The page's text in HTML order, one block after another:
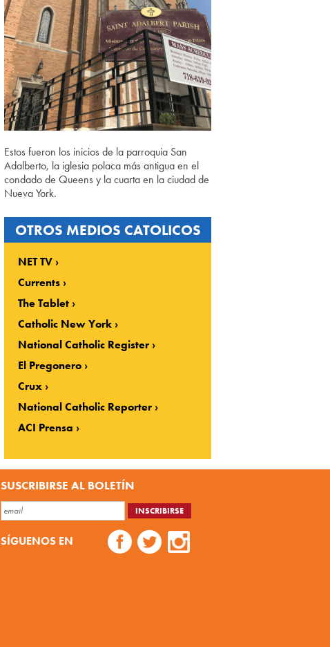
Estos fueron los inicios de la parroquia San
Adalberto, la iglesia polaca más antigua en el
condado de Queens y la cuarta en la ciudad de
Nueva York.
OTROS MEDIOS CATOLICOS
NET TV
Currents
The Tablet
Catholic New York
National Catholic Register
El Pregonero
Crux
National Catholic Reporter
ACI Prensa
SUSCRIBIRSE AL BOLETÍN
SÍGUENOS EN